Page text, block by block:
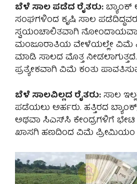
ಬೆಳೆ ಸಾಲ ಪಡೆದ ರೈತರು:
ಸಂಘಗಳಿಂದ ಕೃಷಿ ಸಾಲ
ಸ್ವಯಂಚಾಲಿತವಾಗಿ
ಮಂಜೂರಾತಿಯ ವೇಳೆಯಲ್ಲೇ ವಿಮೆ
ಮಾಡಿ ಸಾಲದ ಮೊತ್ತ
ಪ್ರತ್ಯೇಕವಾಗಿ ವಿಮೆ ಕಂತು
ಬೆಳೆ ಸಾಲವಿಲ್ಲದ ರೈತರು:ಸಾಲ
ಪಡೆಯಲು ಅರ್ಹರು. ಹತ್ತಿರದ
ಅಥವಾ ಸಿಎಸ್‌ಸಿ ಕೇಂದ್ರಗಳಿಗೆ
ಖಾಸಗಿ ಹಣದಿಂದ ವಿಮೆ ಪ್ರೀಮಿಯಂ